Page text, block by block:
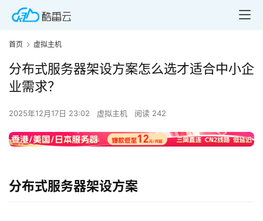
首页 虚拟主机
分布式服务器架设方案怎么选才适合中小企
业需求？
2025年12月17日 23:02 虚拟主机 阅读 242
分布式服务器架设方案